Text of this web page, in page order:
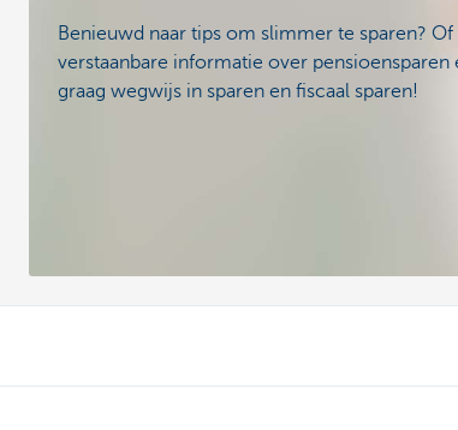
Benieuwd naar tips om slimmer te sparen?
verstaanbare informatie over
graag wegwijs in sparen en fiscaal sparen!